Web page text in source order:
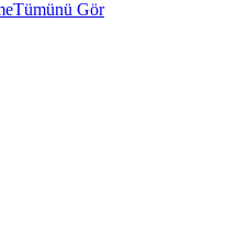
Tümünü Gör